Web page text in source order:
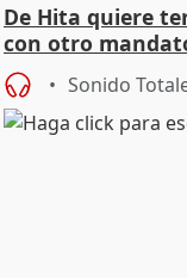
De Hita quiere
con otro
Sonido